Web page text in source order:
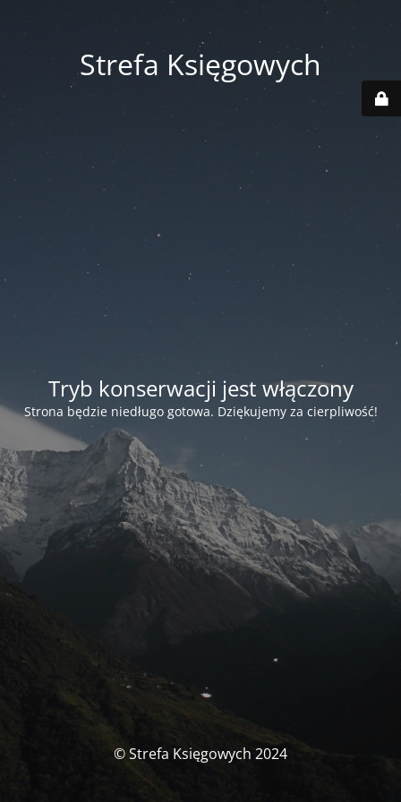
Strefa Księgowych
Tryb konserwacji jest włączony
Strona będzie niedługo gotowa. Dziękujemy za cierpliwość!
© Strefa Księgowych 2024